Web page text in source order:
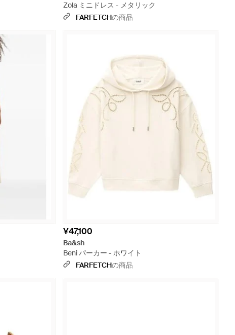
Zola ミニドレス - メタリック
FARFETCHの商品
¥47,100
Ba&sh
Beni パーカー - ホワイト
FARFETCHの商品